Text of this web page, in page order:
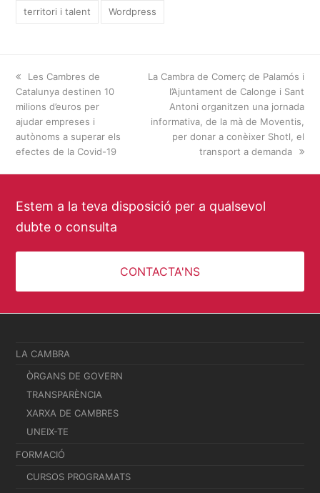
territori i talent Wordpress
previous
post:
Les Cambres de
Catalunya destinen 10
milions d’euros per
ajudar empreses i
autònoms a superar els
efectes de la Covid-19
next
post:
La Cambra de Comerç de Palamós i
l’Ajuntament de Calonge i Sant
Antoni organitzen una jornada
informativa, de la mà de Moventis,
per donar a conèixer Shotl, el
transport a demanda
Estem a la teva disposició per a qualsevol
dubte o consulta
CONTACTA'NS
LA CAMBRA
ÒRGANS DE GOVERN
TRANSPARÈNCIA
XARXA DE CAMBRES
UNEIX-TE
FORMACIÓ
CURSOS PROGRAMATS